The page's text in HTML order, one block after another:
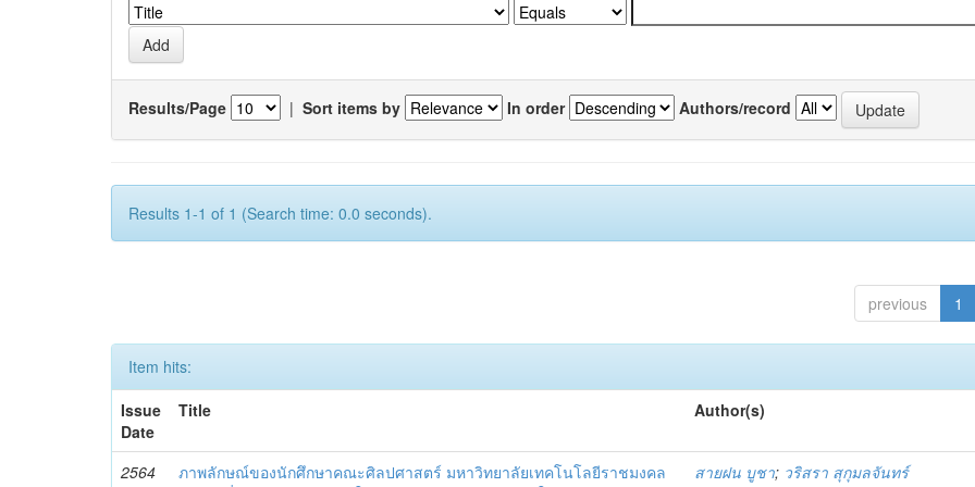
Results/Page | Sort items by In order Authors/record
Results 1-1 of 1 (Search time: 0.0 seconds).
previous 1
Item hits:
Issue
Date
Title Author(s)
2564
ภาพลักษณ์ของนักศึกษาคณะศิลปศาสตร์ มหาวิทยาลัยเทคโนโลยีราชมงคล
สายฝน บูชา; วริสรา สุกุมลจันทร์